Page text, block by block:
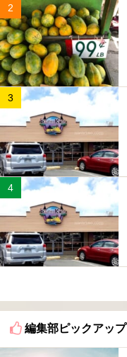
編集部ピックアップ